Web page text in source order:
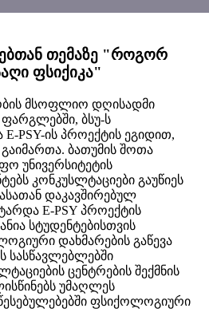
თემაზე "როგორ
ფსიქიკა"
მსოფლიო დღისადმი
ბსუ-ს
PSY-ის პროექტის ეგიდით,
ბათუმის შოთა
უნივერსიტეტის
კონკუსლტაციები გაუწიეს
დაკავშირებულ
E-PSY პროექტის
სტუდენტებისთვის
დახმარების გაწევა
სასწავლებლებში
ცენტრების შექმნის
უმაღლეს
ფსიქოლოგიური